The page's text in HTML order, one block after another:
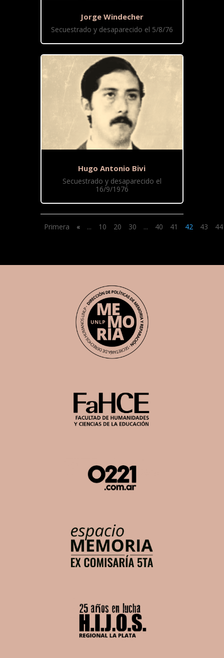
Jorge Windecher
Secuestrado y desaparecido el 5/8/76
Hugo Antonio Bivi
Secuestrado y desaparecido el
16/9/1976
Primera « ... 10 20 30 ... 40 41 42 43 44